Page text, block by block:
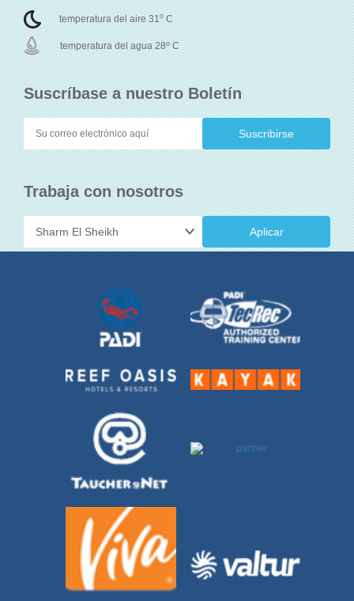
Suscríbase a nuestro Boletín
Trabaja con nosotros
Aplicar
temperatura del aire 31 o C
temperatura del agua 28o C